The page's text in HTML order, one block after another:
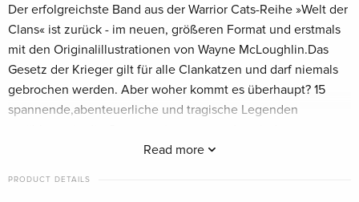
Read more
Der erfolgreichste Band aus der Warrior Cats-Reihe »Welt der
Clans« ist zurück - im neuen, größeren Format und erstmals
mit den Originalillustrationen von Wayne McLoughlin.Das
Gesetz der Krieger gilt für alle Clankatzen und darf niemals
gebrochen werden. Aber woher kommt es überhaupt? 15
spannende,abenteuerliche und tragische Legenden
PRODUCT DETAILS